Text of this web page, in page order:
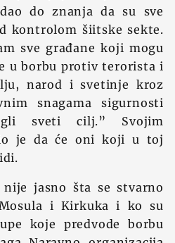
do znanja da su sve
kontrolom šiitske sekte.
sve građane koji mogu
u borbu protiv terorista i
narod i svetinje kroz
snagama sigurnosti
sveti cilj.” Svojim
je da će oni koji u toj
jasno šta se stvarno
i Kirkuka i ko su
koje predvode borbu